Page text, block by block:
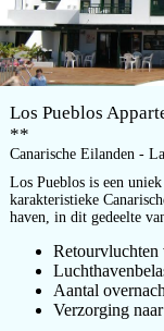
Los Pueblos
**
Canarische Eilanden -
Los Pueblos is een
karakteristieke
haven, in dit gedeelte
Retourvluchten
Aantal
Verzorging